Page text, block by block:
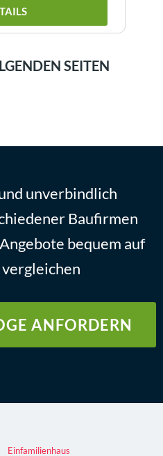
SEITEN
unverbindlich
Baufirmen
bequem auf
ANFORDERN
Einfamilienhaus